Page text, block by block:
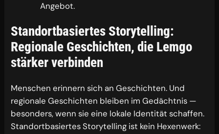
Angebot.
Standortbasiertes Storytelling:
Regionale Geschichten, die Lemgo
stärker verbinden
Menschen erinnern sich an Geschichten. Und
regionale Geschichten bleiben im Gedächtnis —
besonders, wenn sie eine lokale Identität schaffen.
Standortbasiertes Storytelling ist kein Hexenwerk: